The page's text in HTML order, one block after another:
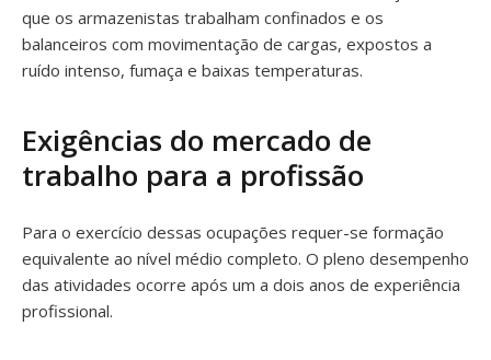
que os armazenistas trabalham confinados e os
balanceiros com movimentação de cargas, expostos a
ruído intenso, fumaça e baixas temperaturas.
Exigências do mercado de
trabalho para a profissão
Para o exercício dessas ocupações requer-se formação
equivalente ao nível médio completo. O pleno desempenho
das atividades ocorre após um a dois anos de experiência
profissional.